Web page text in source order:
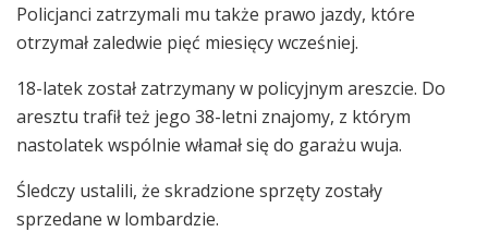
Policjanci zatrzymali mu także prawo jazdy, które
otrzymał zaledwie pięć miesięcy wcześniej.
18-latek został zatrzymany w policyjnym areszcie. Do
aresztu trafił też jego 38-letni znajomy, z którym
nastolatek wspólnie włamał się do garażu wuja.
Śledczy ustalili, że skradzione sprzęty zostały
sprzedane w lombardzie.